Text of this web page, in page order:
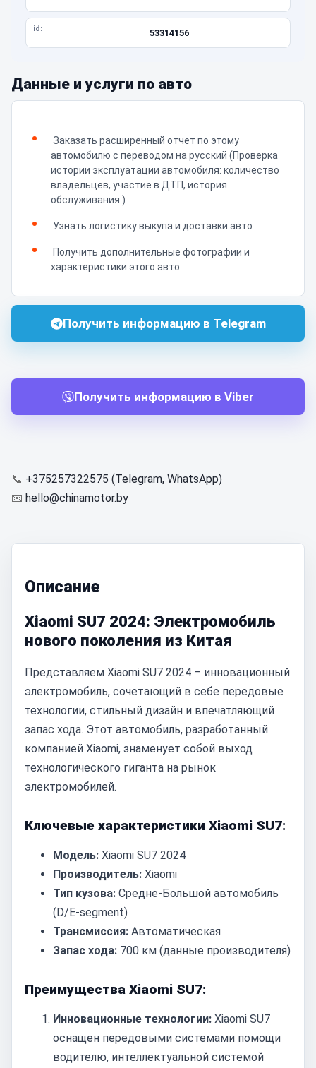
id: 53314156
Данные и услуги по авто
Заказать расширенный отчет по этому
автомобилю с переводом на русский (Проверка
истории эксплуатации автомобиля: количество
владельцев, участие в ДТП, история
обслуживания.)
Узнать логистику выкупа и доставки авто
Получить дополнительные фотографии и
характеристики этого авто
Получить информацию в Telegram
Получить информацию в Viber
📞 +375257322575 (Telegram, WhatsApp)
📧 hello@chinamotor.by
Описание
Xiaomi SU7 2024: Электромобиль
нового поколения из Китая
Представляем Xiaomi SU7 2024 – инновационный
электромобиль, сочетающий в себе передовые
технологии, стильный дизайн и впечатляющий
запас хода. Этот автомобиль, разработанный
компанией Xiaomi, знаменует собой выход
технологического гиганта на рынок
электромобилей.
Ключевые характеристики Xiaomi SU7:
Модель: Xiaomi SU7 2024
Производитель: Xiaomi
Тип кузова: Средне-Большой автомобиль
(D/E-segment)
Трансмиссия: Автоматическая
Запас хода: 700 км (данные производителя)
Преимущества Xiaomi SU7:
Инновационные технологии: Xiaomi SU7
оснащен передовыми системами помощи
водителю, интеллектуальной системой